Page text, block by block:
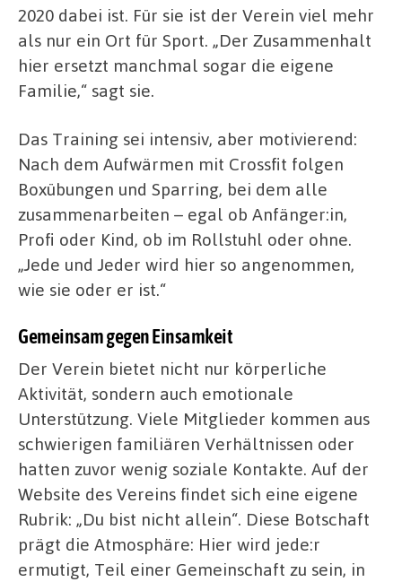
2020 dabei ist. Für sie ist der Verein viel mehr
als nur ein Ort für Sport. „Der Zusammenhalt
hier ersetzt manchmal sogar die eigene
Familie,“ sagt sie.
Das Training sei intensiv, aber motivierend:
Nach dem Aufwärmen mit Crossfit folgen
Boxübungen und Sparring, bei dem alle
zusammenarbeiten – egal ob Anfänger:in,
Profi oder Kind, ob im Rollstuhl oder ohne.
„Jede und Jeder wird hier so angenommen,
wie sie oder er ist.“
Gemeinsam gegen Einsamkeit
Der Verein bietet nicht nur körperliche
Aktivität, sondern auch emotionale
Unterstützung. Viele Mitglieder kommen aus
schwierigen familiären Verhältnissen oder
hatten zuvor wenig soziale Kontakte. Auf der
Website des Vereins findet sich eine eigene
Rubrik: „Du bist nicht allein“. Diese Botschaft
prägt die Atmosphäre: Hier wird jede:r
ermutigt, Teil einer Gemeinschaft zu sein, in